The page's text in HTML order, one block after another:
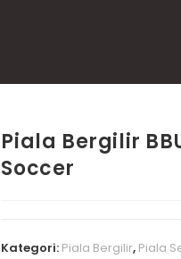
Piala Bergilir
Soccer
Kategori: Piala Bergilir, Piala